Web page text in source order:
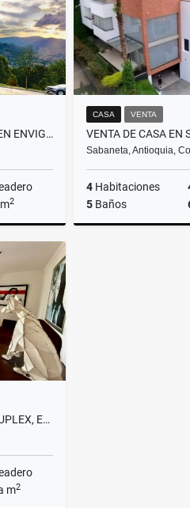
VENTA DE APARTAESTUDIO EN ENVIGADO, SECTOR EL ESCOBERO - AIRBNB
2
CASA VENTA
Sabaneta, Antioquia,
4 Habitaciones
5 Baños
VENTA DE APARTAMENTO DUPLEX, EN EL POBLADO, PARTE PLANA
m2